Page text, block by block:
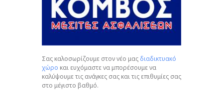
Σας καλοσωρίζουμε στον νέο μας διαδικτυακό
χώρο και ευχόμαστε να μπορέσουμε να
καλύψουμε τις ανάγκες σας και τις επιθυμίες σας
στο μέγιστο βαθμό.